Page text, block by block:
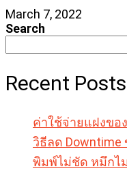
March 7, 2022
Search
Recent Posts
ค่าใช้จ่ายแฝงขอ
วิธีลด
พิมพ์ไม่ชัด หมึกไ